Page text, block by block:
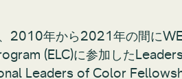
2010年から2021年の間に
(ELC)に参加した
Leaders of Color